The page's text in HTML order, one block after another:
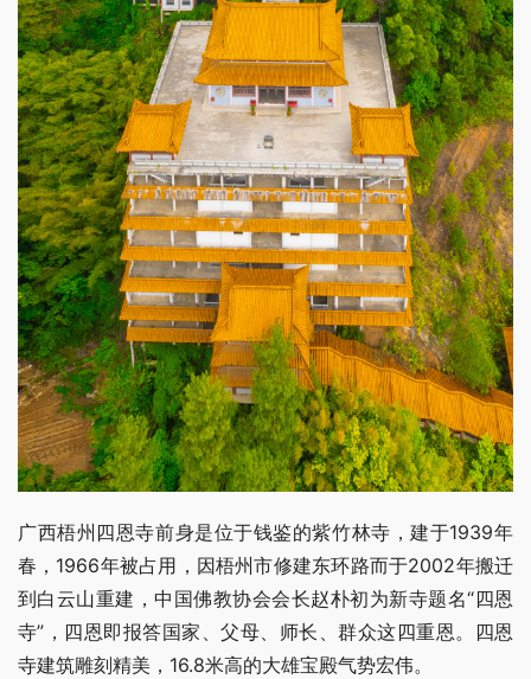
广西梧州四恩寺前身是位于钱鉴的紫竹林寺，建于1939年
春，1966年被占用，因梧州市修建东环路而于2002年搬迁
到白云山重建，中国佛教协会会长赵朴初为新寺题名“四恩
寺”，四恩即报答国家、父母、师长、群众这四重恩。四恩
寺建筑雕刻精美，16.8米高的大雄宝殿气势宏伟。